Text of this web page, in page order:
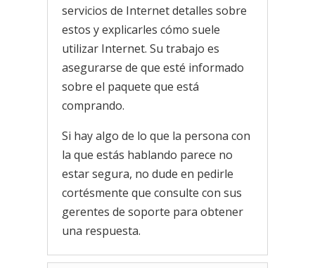
servicios de Internet detalles sobre
estos y explicarles cómo suele
utilizar Internet. Su trabajo es
asegurarse de que esté informado
sobre el paquete que está
comprando.
Si hay algo de lo que la persona con
la que estás hablando parece no
estar segura, no dude en pedirle
cortésmente que consulte con sus
gerentes de soporte para obtener
una respuesta.